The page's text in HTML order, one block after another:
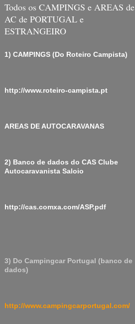
Todos os CAMPINGS e AREAS de
AC de PORTUGAL e
ESTRANGEIRO
1) CAMPINGS (Do Roteiro Campista)
http://www.roteiro-campista.pt
AREAS DE AUTOCARAVANAS
2) Banco de dados do CAS Clube
Autocaravanista Saloio
http://cas.comxa.com/ASP.pdf
3) Do Campingcar Portugal (banco de
dados)
http://www.campingcarportugal.com/